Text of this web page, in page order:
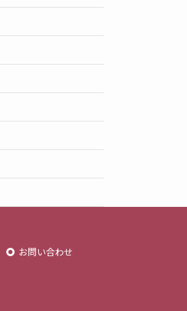
お問い合わせ